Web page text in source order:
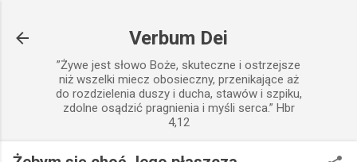
Verbum Dei
”Żywe jest słowo Boże, skuteczne i ostrzejsze
niż wszelki miecz obosieczny, przenikające aż
do rozdzielenia duszy i ducha, stawów i szpiku,
zdolne osądzić pragnienia i myśli serca.” Hbr
4,12